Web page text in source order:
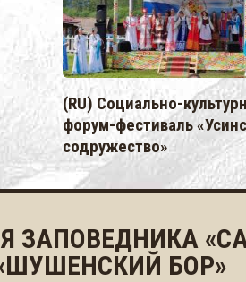
(RU) Социально-
форум-фестиваль
содружество»
ЗАПОВЕДНИКА
БОР»